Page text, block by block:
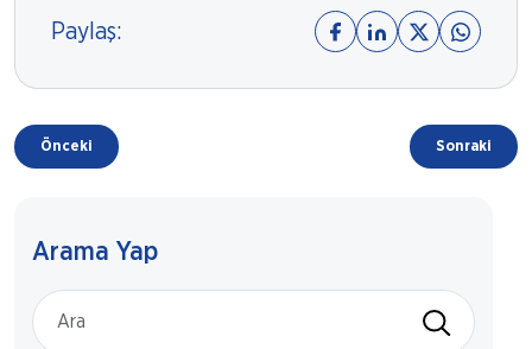
Paylaş:
Önceki Sonraki
Arama Yap